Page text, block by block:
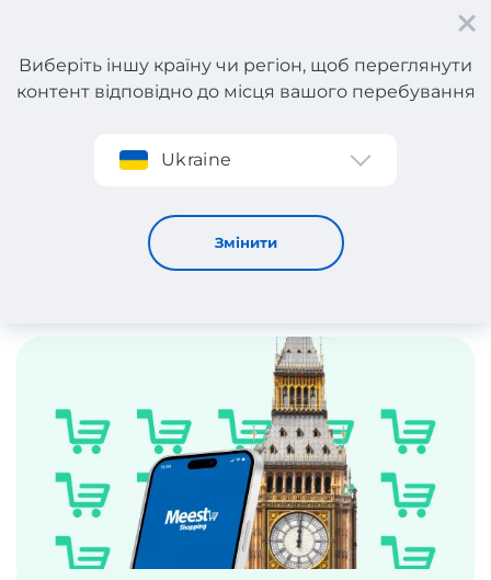
Реєстрація
Виберіть іншу країну чи регіон, щоб переглянути
контент відповідно до місця вашого перебування
Ukraine
Змінити
Англія
Польща